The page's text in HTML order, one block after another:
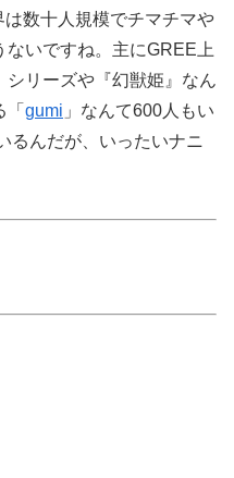
数十人規模でチマチマや
ないですね。主にGREE上
シリーズや『幻獣姫』なん
gumi 」なんて600人もい
るんだが、いったいナニ